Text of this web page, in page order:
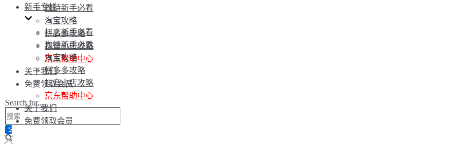
淘特新手必看
淘宝攻略
拼多多攻略
抖音小店攻略
京东帮助中心
关于我们
免费领取会员
Search for...
新手专栏
抖店新手必看
淘特新手必看
淘宝攻略
拼多多攻略
抖音小店攻略
京东帮助中心
关于我们
免费领取会员